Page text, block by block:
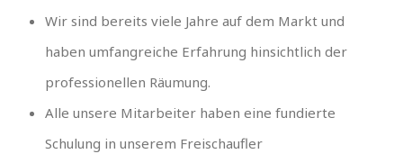
Wir sind bereits viele Jahre auf dem Markt und
haben umfangreiche Erfahrung hinsichtlich der
professionellen Räumung.
Alle unsere Mitarbeiter haben eine fundierte
Schulung in unserem Freischaufler